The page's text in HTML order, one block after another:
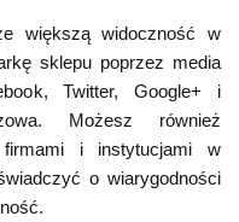
większą widoczność w
sklepu poprzez media
Twitter, Google+ i
Możesz również
i instytucjami w
o wiarygodności